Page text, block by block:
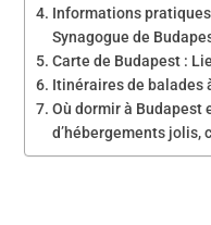
Informations
Synagogue de
Carte de Budapest :
Itinéraires de balades
Où dormir à Budapest
d’hébergements jolis,